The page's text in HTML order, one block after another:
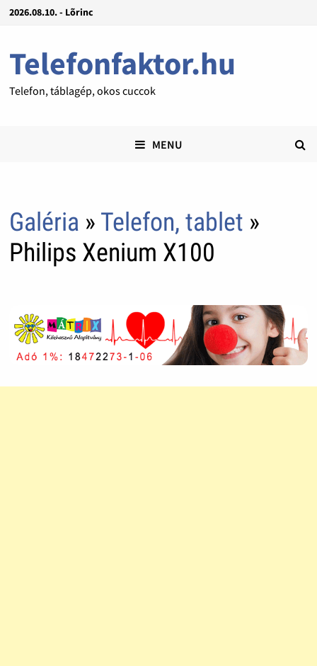
2026.08.10. - Lõrinc
Telefonfaktor.hu
Telefon, táblagép, okos cuccok
MENU
Galéria » Telefon, tablet »
Philips Xenium X100